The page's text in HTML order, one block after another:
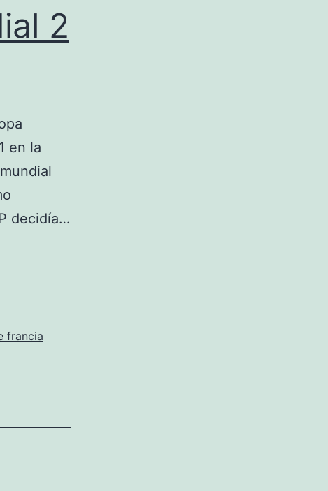
2
en la
decidía…
francia